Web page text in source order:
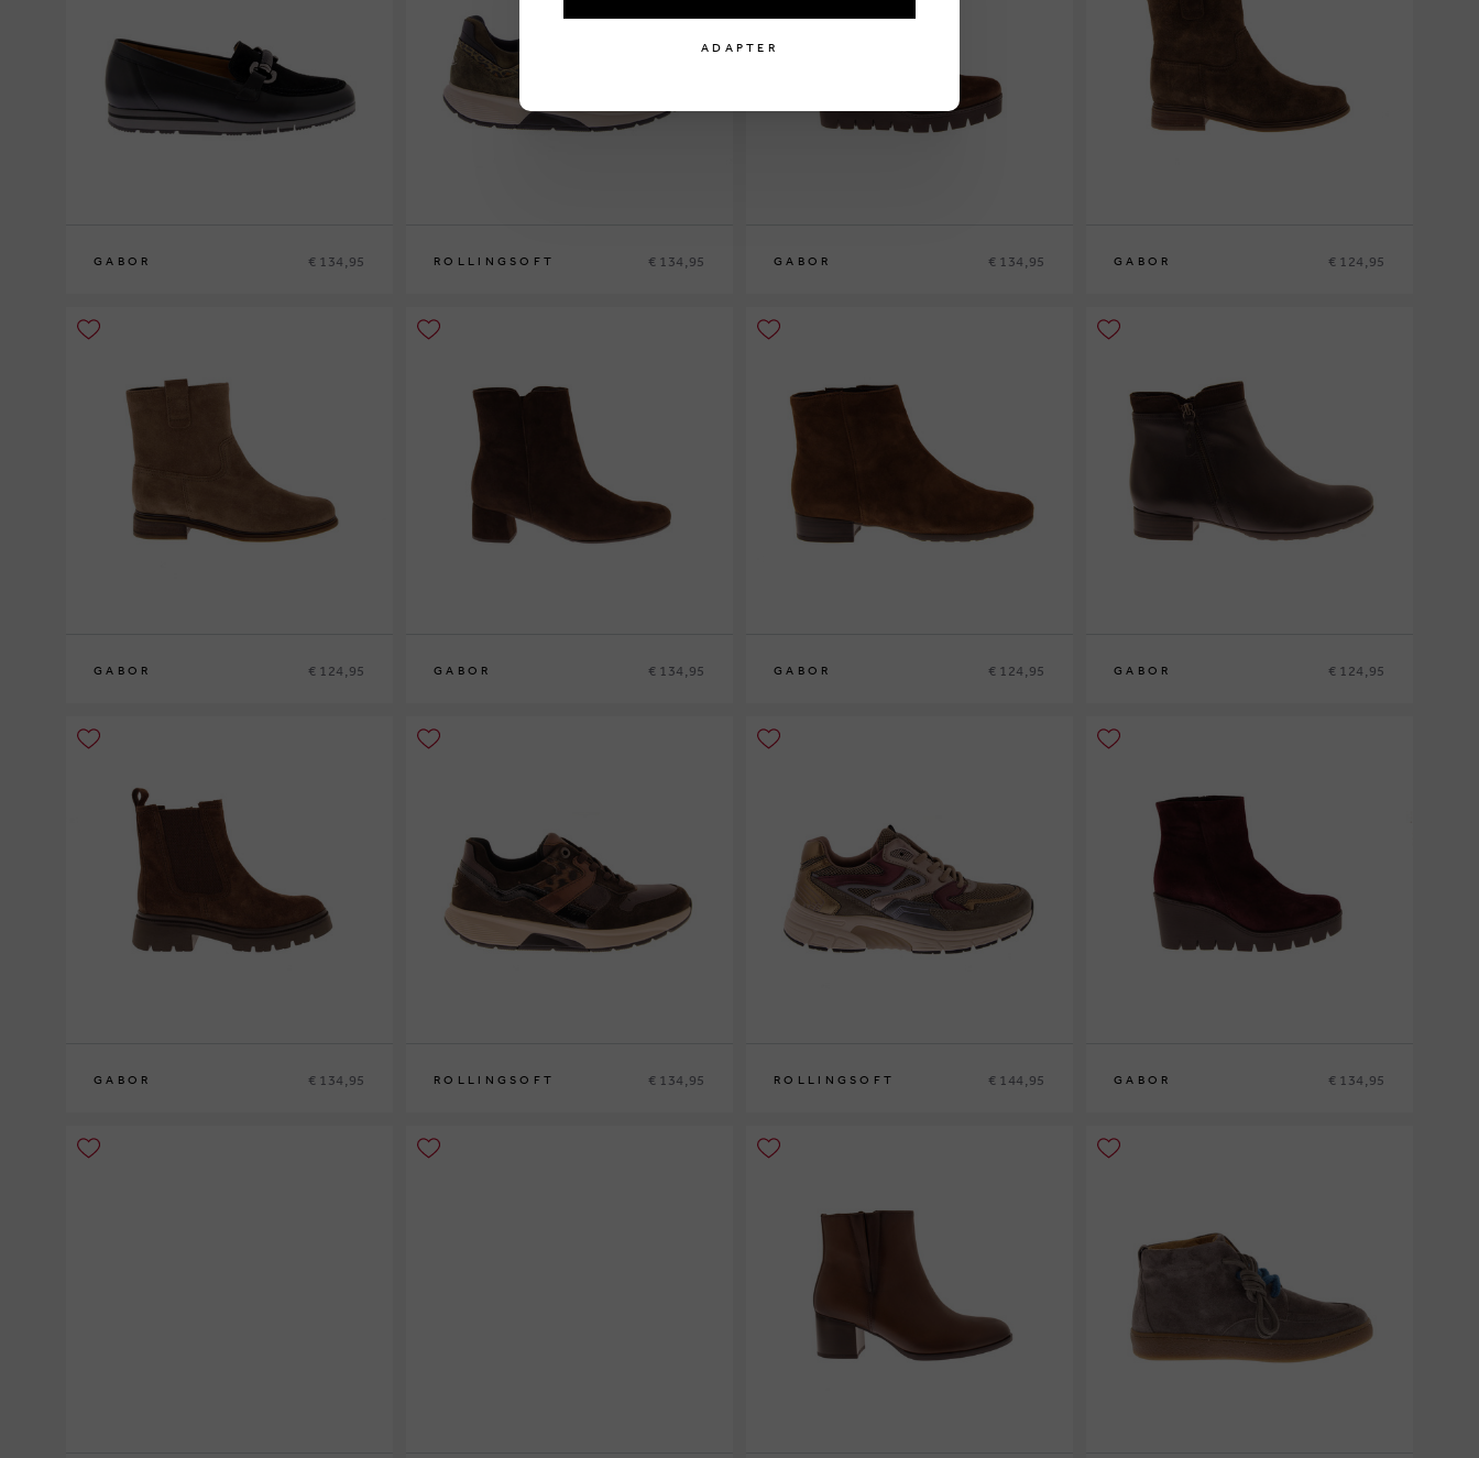
GABOR € 134,95 ROLLINGSOFT € 134,95 GABOR € 134,95 GABOR € 124,95
GABOR € 124,95 GABOR € 134,95 GABOR € 124,95 GABOR € 124,95
GABOR € 134,95 ROLLINGSOFT € 134,95 ROLLINGSOFT € 144,95 GABOR € 134,95
ADAPTER